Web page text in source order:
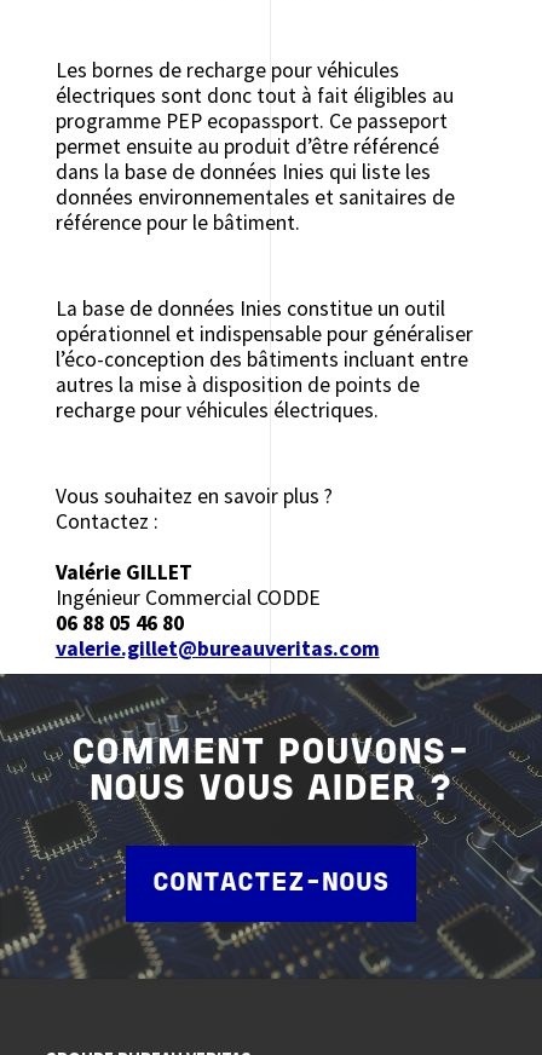
Les bornes de recharge pour véhicules
électriques sont donc tout à fait éligibles au
programme PEP ecopassport. Ce passeport
permet ensuite au produit d’être référencé
dans la base de données Inies qui liste les
données environnementales et sanitaires de
référence pour le bâtiment.
La base de données Inies constitue un outil
opérationnel et indispensable pour généraliser
l’éco-conception des bâtiments incluant entre
autres la mise à disposition de points de
recharge pour véhicules électriques.
Vous souhaitez en savoir plus ?
Contactez :
Valérie GILLET
Ingénieur Commercial CODDE
06 88 05 46 80
valerie.gillet@bureauveritas.com
COMMENT POUVONS-
NOUS VOUS AIDER ?
CONTACTEZ-NOUS